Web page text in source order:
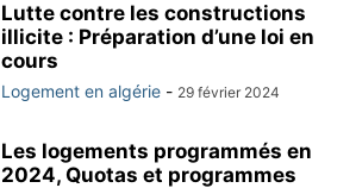
Lutte contre les constructions
illicite : Préparation d’une loi en
cours
Logement en algérie - 29 février 2024
Les logements programmés en
2024, Quotas et programmes